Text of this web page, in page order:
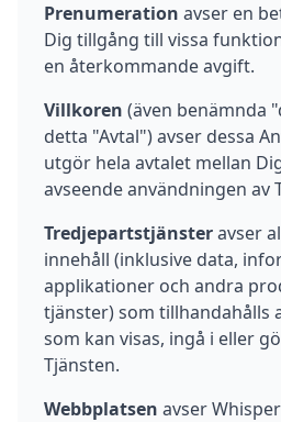
Prenumeration avser en
Dig tillgång till vissa
en återkommande avgift.
Villkoren (även benämnda
detta "Avtal") avser dessa
utgör hela avtalet mellan
avseende användningen av
Tredjepartstjänsteravser
innehåll (inklusive data,
applikationer och andra
tjänster) som tillhandahålls
som kan visas, ingå i eller
Tjänsten.
Webbplatsen avser